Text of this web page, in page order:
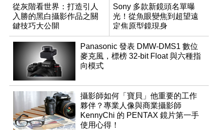
從灰階看世界：打造引人
入勝的黑白攝影作品之關
鍵技巧大公開
Sony 多款新鏡頭名單曝
光！從魚眼變焦到超望遠
定焦原型鏡現身
Panasonic 發表 DMW-DMS1 數位
麥克風，標榜 32-bit Float 與六種指
向模式
攝影師如何「寶貝」他重要的工作
夥伴？專業人像與商業攝影師
KennyChi 的 PENTAX 鏡片第一手
使用心得！